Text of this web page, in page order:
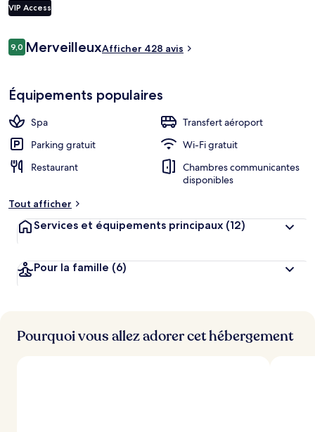
2 bars
outre 2 bars/lounges, un centre de remise en forme et une salle de
fitness.
VIP Access
Avis
voyageurs
9,09,0 sur 10
MerveilleuxAfficher 428 avis
Équipements populaires
Spa
Transfert aéroport
Parking gratuit
Wi-Fi gratuit
Restaurant
Chambres communicantes
disponibles
Tout afficher
Services et équipements principaux (12)
Pour la famille (6)
Pourquoi vous allez adorer cet hébergement